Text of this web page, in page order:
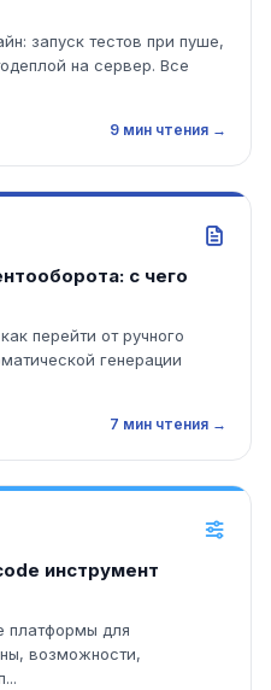
запуск тестов при пуше,
на сервер. Все
9 мин чтения →
с чего
перейти от ручного
генерации
7 мин чтения →
инструмент
платформы для
возможности,